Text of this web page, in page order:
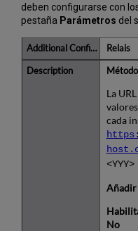
deben configurarse con
pestaña Parámetros del
Relais
La
cada
<YYY>
Añadir
No